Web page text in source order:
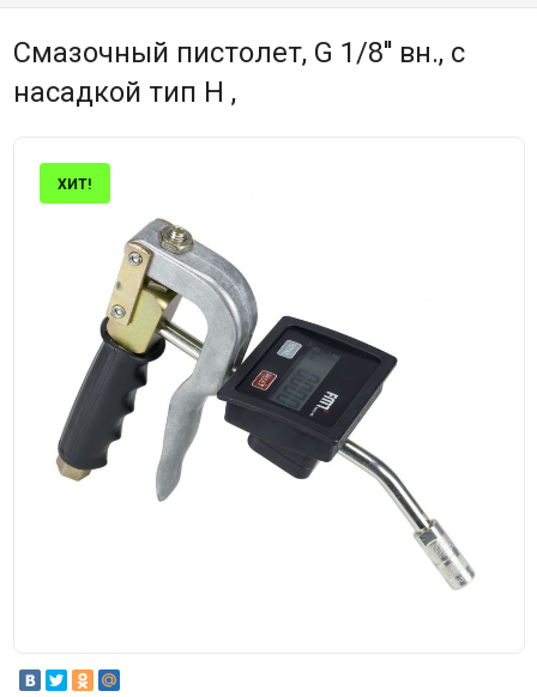
Смазочный пистолет, G 1/8'' вн., с
насадкой тип H ,
ХИТ!